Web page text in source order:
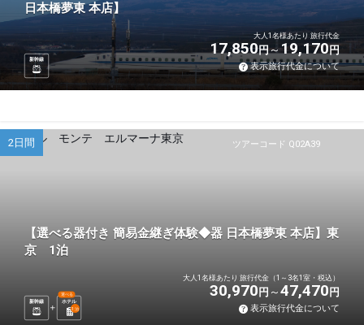
日本橋夢東 本店】
新幹線
大人1名様あたり 旅行代金
17,850円 19,170円
表示旅行代金について
ツアーコード Q02A39
2日間
【選べる器付き 簡易金継ぎ体験◆器 日本橋夢東 本店】東
京 1泊
新幹線 ホテル
選べる
1 泊
大人1名様あたり 旅行代金（1～3名1室・税込）
30,970 円 47,470 円
表示旅行代金について